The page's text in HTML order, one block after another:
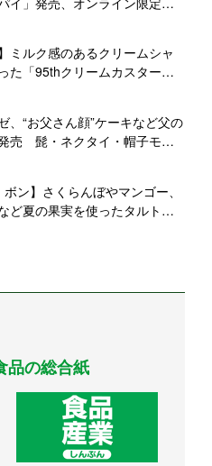
ミルク感のあるクリームシャ
た「95thクリームカスタード
、“お父さん顔”ケーキなど父の
売 髭・ネクタイ・帽子モチ
ボン】さくらんぼやマンゴー、
ど夏の果実を使ったタルトが
品の総合紙